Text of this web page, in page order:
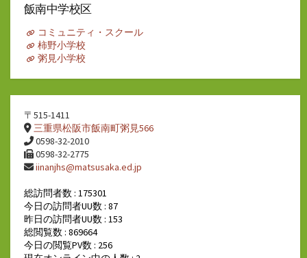
イ
飯南中学校区
コミュニティ・スクール
柿野小学校
粥見小学校
〒515-1411
三重県松阪市飯南町粥見566
0598-32-2010
0598-32-2775
iinanjhs@matsusaka.ed.jp
総訪問者数 : 175301
今日の訪問者UU数 : 87
昨日の訪問者UU数 : 153
総閲覧数 : 869664
今日の閲覧PV数 : 256